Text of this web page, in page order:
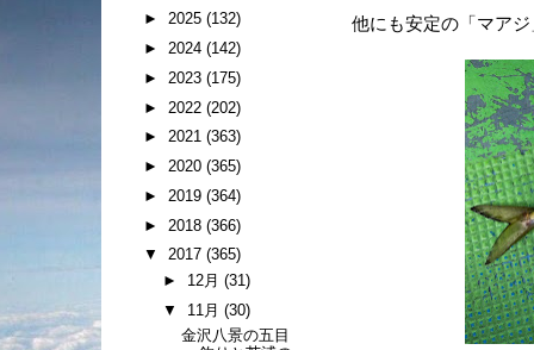
他にも安定の「マア
► 2025 (132)
► 2024 (142)
► 2023 (175)
► 2022 (202)
► 2021 (363)
► 2020 (365)
► 2019 (364)
► 2018 (366)
▼ 2017 (365)
► 12月 (31)
▼ 11月 (30)
金沢八景の五目